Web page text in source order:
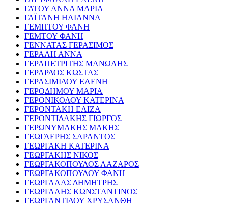
ΓΑΤΟΥ ΑΝΝΑ ΜΑΡΙΑ
ΓΑΪΤΑΝΗ ΗΛΙΑΝΝΑ
ΓΕΜΠΤΟΥ ΦΑΝΗ
ΓΕΜΤΟΥ ΦΑΝΗ
ΓΕΝΝΑΤΑΣ ΓΕΡΑΣΙΜΟΣ
ΓΕΡΑΛΗ ΑΝΝΑ
ΓΕΡΑΠΕΤΡΙΤΗΣ ΜΑΝΩΛΗΣ
ΓΕΡΑΡΔΟΣ ΚΩΣΤΑΣ
ΓΕΡΑΣΙΜΙΔΟΥ ΕΛΕΝΗ
ΓΕΡΟΔΗΜΟΥ ΜΑΡΙΑ
ΓΕΡΟΝΙΚΟΛΟΥ ΚΑΤΕΡΙΝΑ
ΓΕΡΟΝΤΑΚΗ ΕΛΙΖΑ
ΓΕΡΟΝΤΙΔΑΚΗΣ ΓΙΩΡΓΟΣ
ΓΕΡΩΝΥΜΑΚΗΣ ΜΑΚΗΣ
ΓΕΩΓΛΕΡΗΣ ΣΑΡΑΝΤΟΣ
ΓΕΩΡΓΑΚΗ ΚΑΤΕΡΙΝΑ
ΓΕΩΡΓΑΚΗΣ ΝΙΚΟΣ
ΓΕΩΡΓΑΚΟΠΟΥΛΟΣ ΛΑΖΑΡΟΣ
ΓΕΩΡΓΑΚΟΠΟΥΛΟΥ ΦΑΝΗ
ΓΕΩΡΓΑΛΑΣ ΔΗΜΗΤΡΗΣ
ΓΕΩΡΓΑΛΗΣ ΚΩΝΣΤΑΝΤΙΝΟΣ
ΓΕΩΡΓΑΝΤΙΔΟΥ ΧΡΥΣΑΝΘΗ